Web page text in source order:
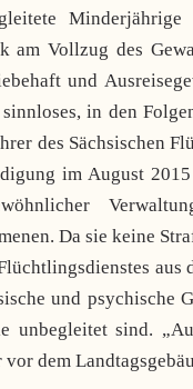
am Vollzug des
und
in den
des Sächsischen
im August
Da sie keine
und psychische
unbegleitet sind.
dem